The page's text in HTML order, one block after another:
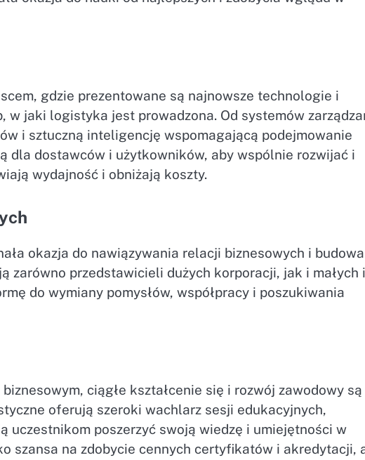
gdzie prezentowane są najnowsze technologie i
w jaki logistyka jest prowadzona. Od systemów
i sztuczną inteligencję wspomagającą podejmowanie
dla dostawców i użytkowników, aby wspólnie rozwijać i
wydajność i obniżają koszty.
okazja do nawiązywania relacji biznesowych i
zarówno przedstawicieli dużych korporacji, jak i małych i
do wymiany pomysłów, współpracy i poszukiwania
ciągłe kształcenie się i rozwój zawodowy są
oferują szeroki wachlarz sesji edukacyjnych,
uczestnikom poszerzyć swoją wiedzę i umiejętności w
szansa na zdobycie cennych certyfikatów i akredytacji,